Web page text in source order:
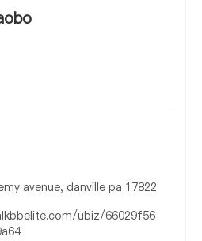
avenue, danville pa 17822
ubiz/66029f56